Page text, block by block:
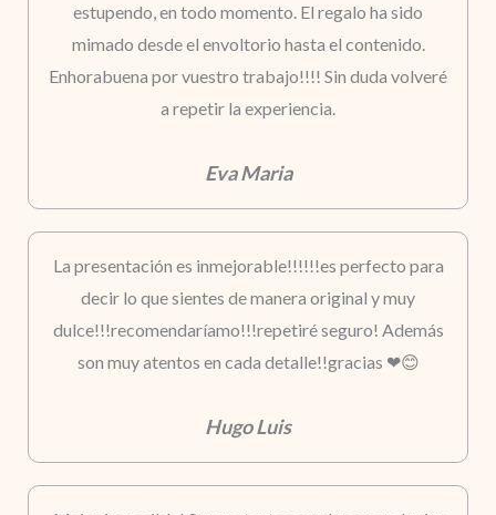
estupendo, en todo momento. El regalo ha sido
mimado desde el envoltorio hasta el contenido.
Enhorabuena por vuestro trabajo!!!! Sin duda volveré
a repetir la experiencia.
Eva Maria
La presentación es inmejorable!!!!!!es perfecto para
decir lo que sientes de manera original y muy
dulce!!!recomendaríamo!!!repetiré seguro! Además
son muy atentos en cada detalle!!gracias ❤😊
Hugo Luis